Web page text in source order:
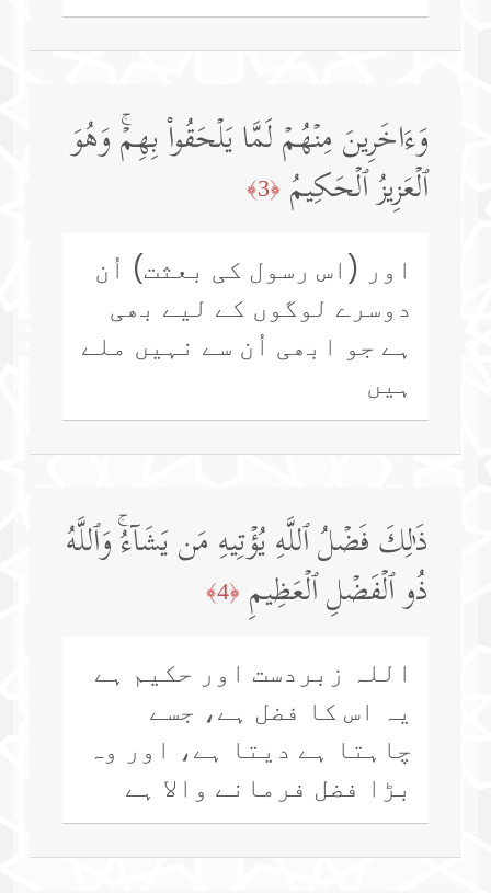
وَءَاخَرِینَ مِنۡهُمۡ لَمَّا یَلۡحَقُوا۟ بِهِمۡۚ وَهُوَ
ٱلۡعَزِیزُ ٱلۡحَكِیمُ ﴿3﴾
اور (اس رسول کی بعثت) اُن
دوسرے لوگوں کے لیے بھی
ہے جو ابھی اُن سے نہیں ملے
ہیں
ذَ ٰ⁠لِكَ فَضۡلُ ٱللَّهِ یُؤۡتِیهِ مَن یَشَاۤءُۚ وَٱللَّهُ
ذُو ٱلۡفَضۡلِ ٱلۡعَظِیمِ ﴿4﴾
اللہ زبردست اور حکیم ہے
یہ اس کا فضل ہے، جسے
چاہتا ہے دیتا ہے، اور وہ
بڑا فضل فرمانے والا ہے